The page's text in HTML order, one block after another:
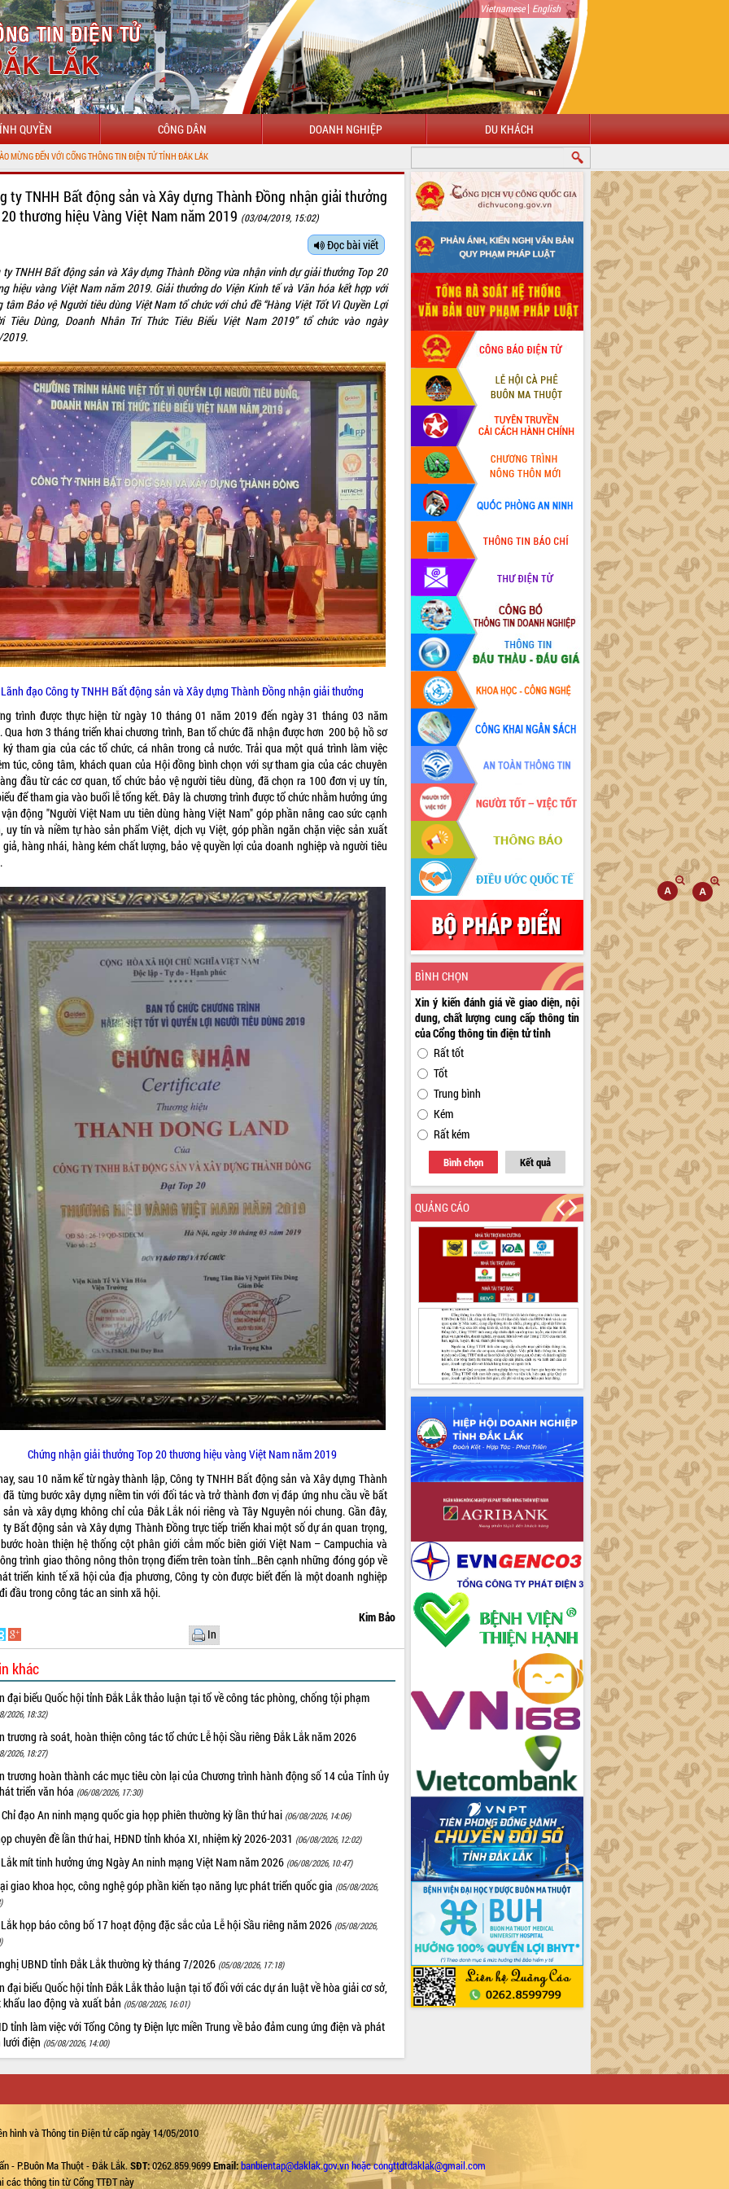
Vietnamese| English
QUYỀN CÔNG DÂN DOANH NGHIỆP DU KHÁCH
CỔNG THÔNG TIN ĐIỆN TỬ TỈNH ĐẮK LẮK
ty TNHH Bất động sản và Xây dựng Thành Đồng nhận giải thưởng
thương hiệu Vàng Việt Nam năm 2019 (03/04/2019, 15:02)
Đọc bài viết
ty TNHH Bất động sản và Xây dựng Thành Đồng vừa nhận vinh dự giải thưởng Top 20
hiệu vàng Việt Nam năm 2019. Giải thưởng do Viện Kinh tế và Văn hóa kết hợp với
tâm Bảo vệ Người tiêu dùng Việt Nam tổ chức với chủ đề “Hàng Việt Tốt Vì Quyền Lợi
Tiêu Dùng, Doanh Nhân Trí Thức Tiêu Biểu Việt Nam 2019” tổ chức vào ngày
Lãnh đạo Công ty TNHH Bất động sản và Xây dựng Thành Đồng nhận giải thưởng
trình được thực hiện từ ngày 10 tháng 01 năm 2019 đến ngày 31 tháng 03 năm
Qua hơn 3 tháng triển khai chương trình, Ban tổ chức đã nhận được hơn 200 bộ hồ sơ
ký tham gia của các tổ chức, cá nhân trong cả nước. Trải qua một quá trình làm việc
túc, công tâm, khách quan của Hội đồng bình chọn với sự tham gia của các chuyên
đầu từ các cơ quan, tổ chức bảo vệ người tiêu dùng, đã chọn ra 100 đơn vị uy tín,
để tham gia vào buổi lễ tổng kết. Đây là chương trình được tổ chức nhằm hưởng ứng
động "Người Việt Nam ưu tiên dùng hàng Việt Nam" góp phần nâng cao sức cạnh
uy tín và niềm tự hào sản phẩm Việt, dịch vụ Việt, góp phần ngăn chặn việc sản xuất
hàng nhái, hàng kém chất lượng, bảo vệ quyền lợi của doanh nghiệp và người tiêu
Chứng nhận giải thưởng Top 20 thương hiệu vàng Việt Nam năm 2019
sau 10 năm kể từ ngày thành lập, Công ty TNHH Bất động sản và Xây dựng Thành
từng bước xây dựng niềm tin với đối tác và trở thành đơn vị đáp ứng nhu cầu về bất
và xây dựng không chỉ của Đắk Lắk nói riêng và Tây Nguyên nói chung. Gần đây,
ty Bất động sản và Xây dựng Thành Đồng trực tiếp triển khai một số dự án quan trọng,
hoàn thiện hệ thống cột phân giới cắm mốc biên giới Việt Nam – Campuchia và
trình giao thông nông thôn trọng điểm trên toàn tỉnh…Bên cạnh những đóng góp về
triển kinh tế xã hội của địa phương, Công ty còn được biết đến là một doanh nghiệp
đầu trong công tác an sinh xã hội.
Kim Bảo
In
khác
đại biểu Quốc hội tỉnh Đắk Lắk thảo luận tại tổ về công tác phòng, chống tội phạm
2026, 18:32)
trương rà soát, hoàn thiện công tác tổ chức Lễ hội Sầu riêng Đắk Lắk năm 2026
2026, 18:27)
trương hoàn thành các mục tiêu còn lại của Chương trình hành động số 14 của Tỉnh ủy
triển văn hóa (06/08/2026, 17:30)
đạo An ninh mạng quốc gia họp phiên thường kỳ lần thứ hai (06/08/2026, 14:06)
chuyên đề lần thứ hai, HĐND tỉnh khóa XI, nhiệm kỳ 2026-2031 (06/08/2026, 12:02)
mít tinh hưởng ứng Ngày An ninh mạng Việt Nam năm 2026 (06/08/2026, 10:47)
giao khoa học, công nghệ góp phần kiến tạo năng lực phát triển quốc gia (05/08/2026,
họp báo công bố 17 hoạt động đặc sắc của Lễ hội Sầu riêng năm 2026 (05/08/2026,
UBND tỉnh Đắk Lắk thường kỳ tháng 7/2026 (05/08/2026, 17:18)
đại biểu Quốc hội tỉnh Đắk Lắk thảo luận tại tổ đối với các dự án luật về hòa giải cơ sở,
khẩu lao động và xuất bản (05/08/2026, 16:01)
tỉnh làm việc với Tổng Công ty Điện lực miền Trung về bảo đảm cung ứng điện và phát
lưới điện (05/08/2026, 14:00)
BÌNH CHỌN
Xin ý kiến đánh giá về giao diện, nội
dung, chất lượng cung cấp thông tin
của Cổng thông tin điện tử tỉnh
Rất tốt
Tốt
Trung bình
Kém
Rất kém
Bình chọn Kết quả
QUẢNG CÁO
hình và Thông tin Điện tử cấp ngày 14/05/2010
- P.Buôn Ma Thuột - Đắk Lắk.SĐT:0262.859.9699Email:banbientap@daklak.gov.vn hoặc congttdtdaklak@gmail.com
các thông tin từ Cổng TTĐT này